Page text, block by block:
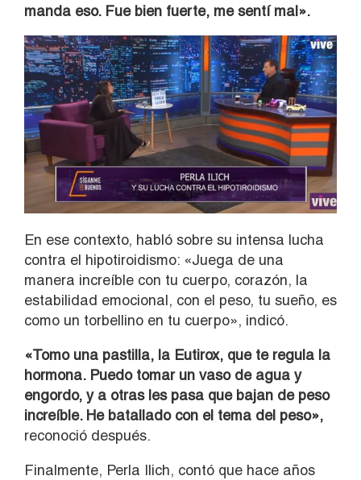
manda eso. Fue bien fuerte, me sentí mal».
En ese contexto, habló sobre su intensa lucha
contra el hipotiroidismo: «Juega de una
manera increíble con tu cuerpo, corazón, la
estabilidad emocional, con el peso, tu sueño, es
como un torbellino en tu cuerpo», indicó.
«Tomo una pastilla, la Eutirox, que te regula la
hormona. Puedo tomar un vaso de agua y
engordo, y a otras les pasa que bajan de peso
increíble. He batallado con el tema del peso»,
reconoció después.
Finalmente, Perla Ilich, contó que hace años